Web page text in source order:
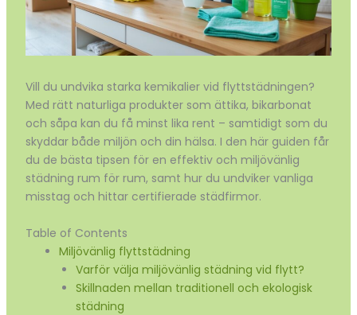
Vill du undvika starka kemikalier vid flyttstädningen?
Med rätt naturliga produkter som ättika, bikarbonat
och såpa kan du få minst lika rent – samtidigt som du
skyddar både miljön och din hälsa. I den här guiden får
du de bästa tipsen för en effektiv och miljövänlig
städning rum för rum, samt hur du undviker vanliga
misstag och hittar certifierade städfirmor.
Table of Contents
Miljövänlig flyttstädning
Varför välja miljövänlig städning vid flytt?
Skillnaden mellan traditionell och ekologisk
städning